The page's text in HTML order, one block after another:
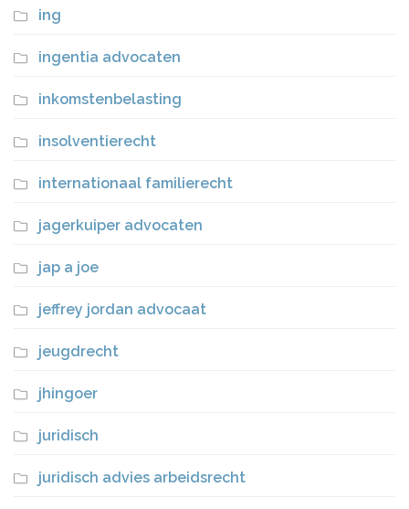
ing
ingentia advocaten
inkomstenbelasting
insolventierecht
internationaal familierecht
jagerkuiper advocaten
jap a joe
jeffrey jordan advocaat
jeugdrecht
jhingoer
juridisch
juridisch advies arbeidsrecht